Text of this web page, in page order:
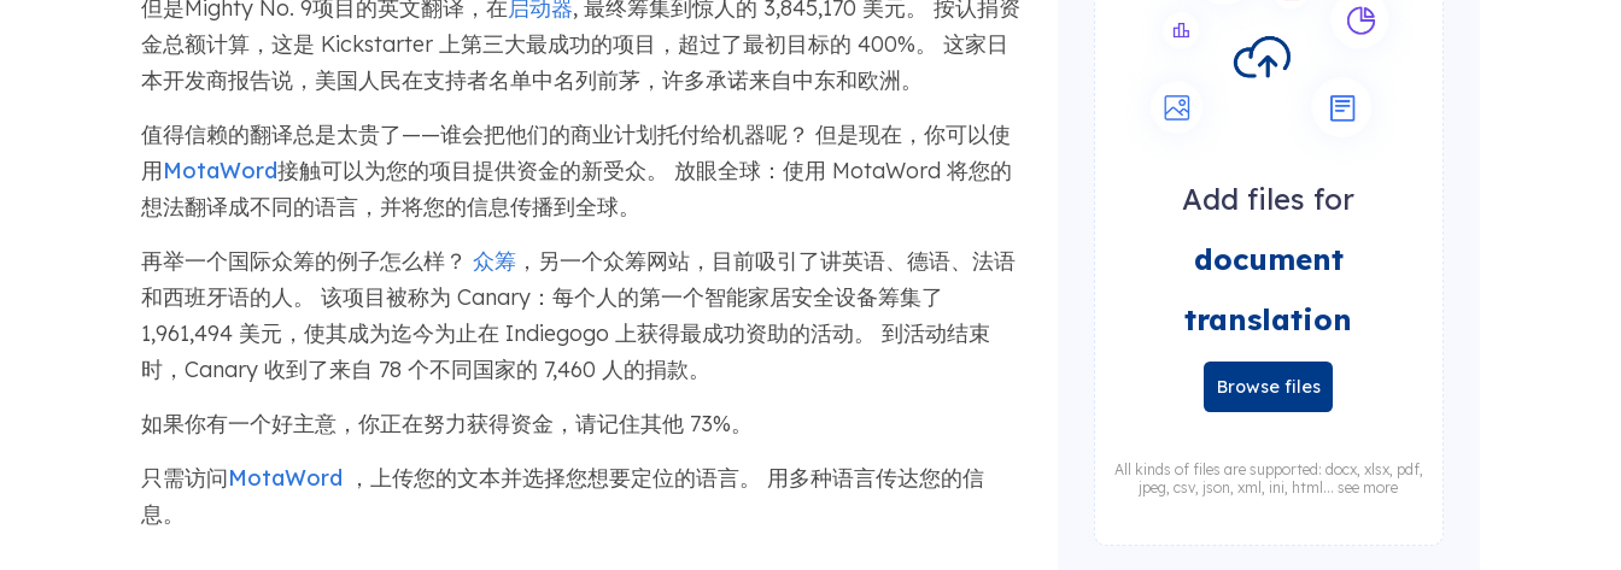
但是Mighty No. 9项目的英文翻译，在启动器, 最终筹集到惊人的 3,845,170 美元。 按认捐资
金总额计算，这是 Kickstarter 上第三大最成功的项目，超过了最初目标的 400%。 这家日
本开发商报告说，美国人民在支持者名单中名列前茅，许多承诺来自中东和欧洲。
值得信赖的翻译总是太贵了——谁会把他们的商业计划托付给机器呢？ 但是现在，你可以使
用MotaWord接触可以为您的项目提供资金的新受众。 放眼全球：使用 MotaWord 将您的
想法翻译成不同的语言，并将您的信息传播到全球。
再举一个国际众筹的例子怎么样？ 众筹，另一个众筹网站，目前吸引了讲英语、德语、法语
和西班牙语的人。 该项目被称为 Canary：每个人的第一个智能家居安全设备筹集了
1,961,494 美元，使其成为迄今为止在 Indiegogo 上获得最成功资助的活动。 到活动结束
时，Canary 收到了来自 78 个不同国家的 7,460 人的捐款。
如果你有一个好主意，你正在努力获得资金，请记住其他 73%。
只需访问MotaWord ，上传您的文本并选择您想要定位的语言。 用多种语言传达您的信
息。
Add files for
document
translation
Browse files
All kinds of files are supported: docx, xlsx, pdf,
jpeg, csv, json, xml, ini, html... see more